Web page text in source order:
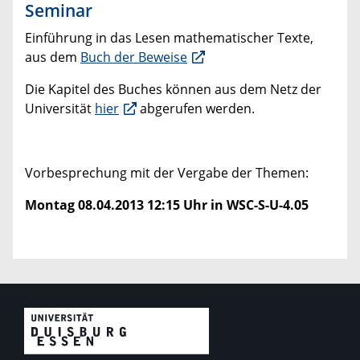
Seminar
Einführung in das Lesen mathematischer Texte,
aus dem Buch der Beweise
Die Kapitel des Buches können aus dem Netz der
Universität hier abgerufen werden.
Vorbesprechung mit der Vergabe der Themen:
Montag 08.04.2013 12:15 Uhr in WSC-S-U-4.05